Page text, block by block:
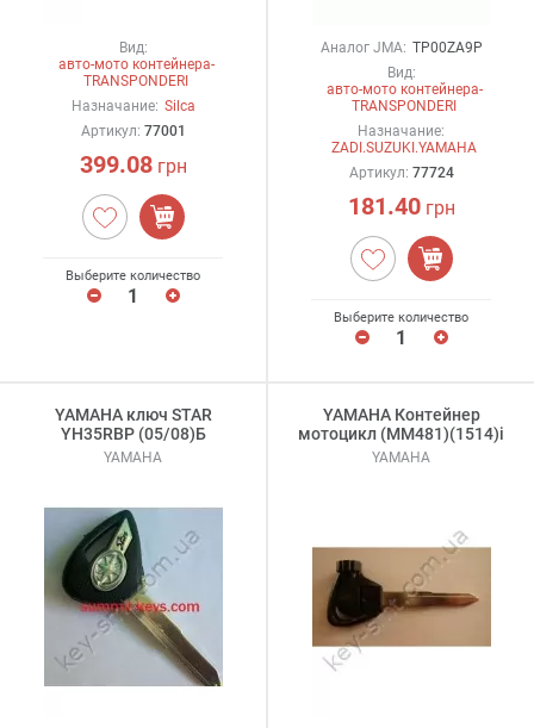
Вид:
авто-мото контейнера-
TRANSPONDERI
Назначание: Silca
Артикул: 77001
399.08грн
Выберите количество
Аналог JMA: TP00ZA9P
Вид:
авто-мото контейнера-
TRANSPONDERI
Назначание:
ZADI.SUZUKI.YAMAHA
Артикул: 77724
181.40грн
Выберите количество
YAMAHA ключ STAR
YH35RBP (05/08)Б
YAMAHA
YAMAHA Контейнер
мотоцикл (MM481)(1514)i
YAMAHA